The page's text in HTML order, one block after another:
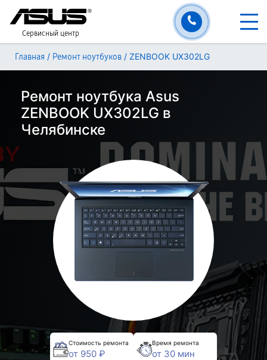
Сервисный центр
Главная / Ремонт ноутбуков / ZENBOOK UX302LG
Ремонт ноутбука Asus
ZENBOOK UX302LG в
Челябинске
Стоимость ремонта
от 950 ₽
Время ремонта
от 30 мин